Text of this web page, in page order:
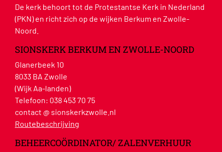
De kerk behoort tot de Protestantse Kerk in Nederland
(PKN) en richt zich op de wijken Berkum en Zwolle-
Noord.
SIONSKERK BERKUM EN ZWOLLE-NOORD
Glanerbeek 10
8033 BA Zwolle
(Wijk Aa-landen)
Telefoon: 038 453 70 75
contact @ sionskerkzwolle.nl
Routebeschrijving
BEHEERCOÖRDINATOR/ ZALENVERHUUR